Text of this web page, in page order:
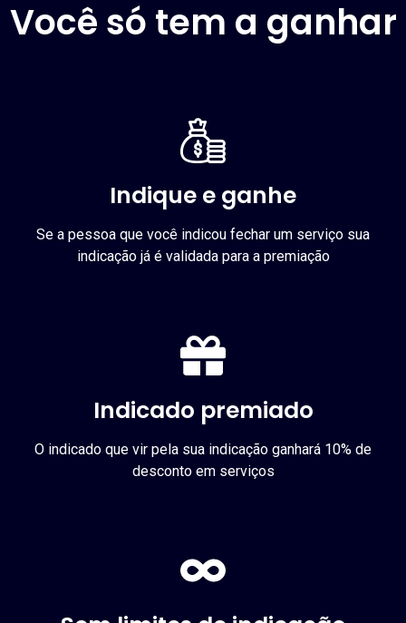
Você só tem a ganhar
Indique e ganhe
Se a pessoa que você indicou fechar um serviço sua
indicação já é validada para a premiação
Indicado premiado
O indicado que vir pela sua indicação ganhará 10% de
desconto em serviços